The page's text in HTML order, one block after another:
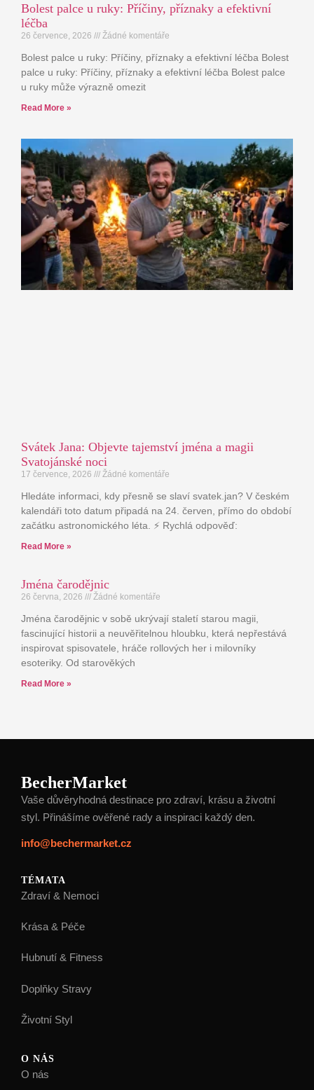
Bolest palce u ruky: Příčiny, příznaky a efektivní
léčba
26 července, 2026 Žádné komentáře
Bolest palce u ruky: Příčiny, příznaky a efektivní léčba Bolest
palce u ruky: Příčiny, příznaky a efektivní léčba Bolest palce
u ruky může výrazně omezit
Read More »
Svátek Jana: Objevte tajemství jména a magii
Svatojánské noci
17 července, 2026 Žádné komentáře
Hledáte informaci, kdy přesně se slaví svatek.jan? V českém
kalendáři toto datum připadá na 24. červen, přímo do období
začátku astronomického léta. ⚡ Rychlá odpověď:
Read More »
Jména čarodějnic
26 června, 2026 Žádné komentáře
Jména čarodějnic v sobě ukrývají staletí starou magii,
fascinující historii a neuvěřitelnou hloubku, která nepřestává
inspirovat spisovatele, hráče rollových her i milovníky
esoteriky. Od starověkých
Read More »
BecherMarket
Vaše důvěryhodná destinace pro zdraví, krásu a životní
styl. Přinášíme ověřené rady a inspiraci každý den.
info@bechermarket.cz
TÉMATA
Zdraví & Nemoci
Krása & Péče
Hubnutí & Fitness
Doplňky Stravy
Životní Styl
O NÁS
O nás